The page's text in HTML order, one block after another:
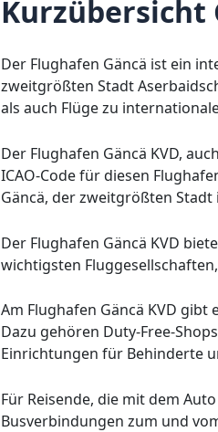
Kurzübersicht
Der Flughafen Gäncä ist ein
zweitgrößten Stadt
als auch Flüge zu
Der Flughafen Gäncä KVD,
ICAO-Code für diesen
Gäncä, der zweitgrößten Stadt
Der Flughafen Gäncä KVD
wichtigsten
Am Flughafen Gäncä KVD
Dazu gehören Duty-Free-
Einrichtungen für Behinderte
Für Reisende, die mit dem
Busverbindungen zum und